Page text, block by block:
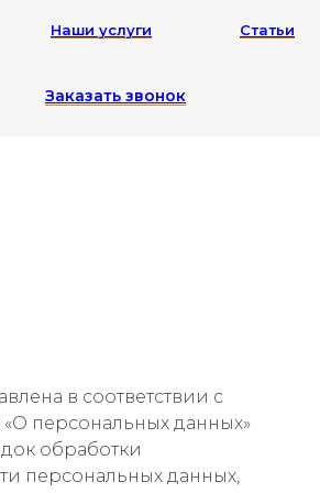
Наши услуги Статьи
Заказать звонок
в соответствии с
персональных данных»
обработки
персональных данных,